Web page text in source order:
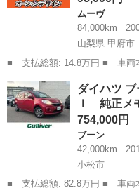
ムーヴ
84,000km
山梨県 甲府市
■ 支払総額: 14.8万円 ■ 車両本体価格： 98,000 円 ■ メーカー
名： ダイハツ ■ 車種名：
Ｒ９．８／エアコン／キーレス
ワーウィンドウ...
山梨 甲府市 ムーヴ
ダイハツ
Ｉ 純正メ
754,000円
ブーン
42,000km
小松市
■ 支払総額: 82.8万円 ■ 車両本体価格： 754,000 円 ■ メーカー